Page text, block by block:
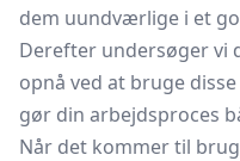
dem uundværlige i et
Derefter undersøger vi
opnå ved at bruge
gør din arbejdsproces
Når det kommer til